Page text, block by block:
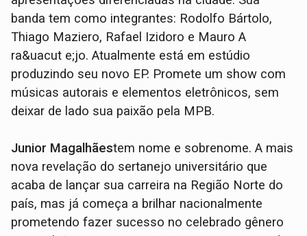
banda tem como integrantes: Rodolfo Bártolo,
Thiago Maziero, Rafael Izidoro e Mauro A
ra&uacut e;jo. Atualmente está em estúdio
produzindo seu novo EP. Promete um show com
músicas autorais e elementos eletrônicos, sem
deixar de lado sua paixão pela MPB.
Junior Magalhãestem nome e sobrenome. A mais
nova revelação do sertanejo universitário que
acaba de lançar sua carreira na Região Norte do
país, mas já começa a brilhar nacionalmente
prometendo fazer sucesso no celebrado gênero